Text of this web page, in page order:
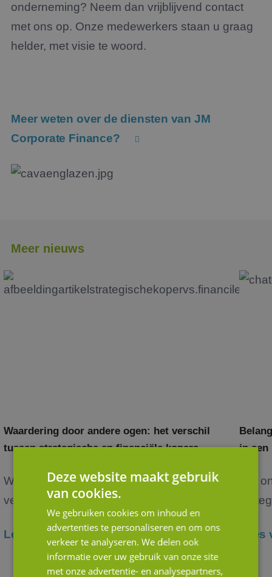
onderneming? Neem dan vrijblijvend contact
met ons op. Onze medewerkers staan u graag
helder, met visie te woord.
Meer weten over de diensten van JM
Corporate Finance?
Meer nieuws
Waardering door andere ogen: het verschil
tussen strategische en financiële kopers
Wanneer je als ondernemer nadenkt over de
verko...
Lees verder
in een
Het
Deze website maakt gebruik
van cookies.
We gebruiken cookies om inhoud en
advertenties te personaliseren en om ons
verkeer te analyseren. We delen ook
informatie over uw gebruik van onze site
met onze advertentie- en analysepartners,